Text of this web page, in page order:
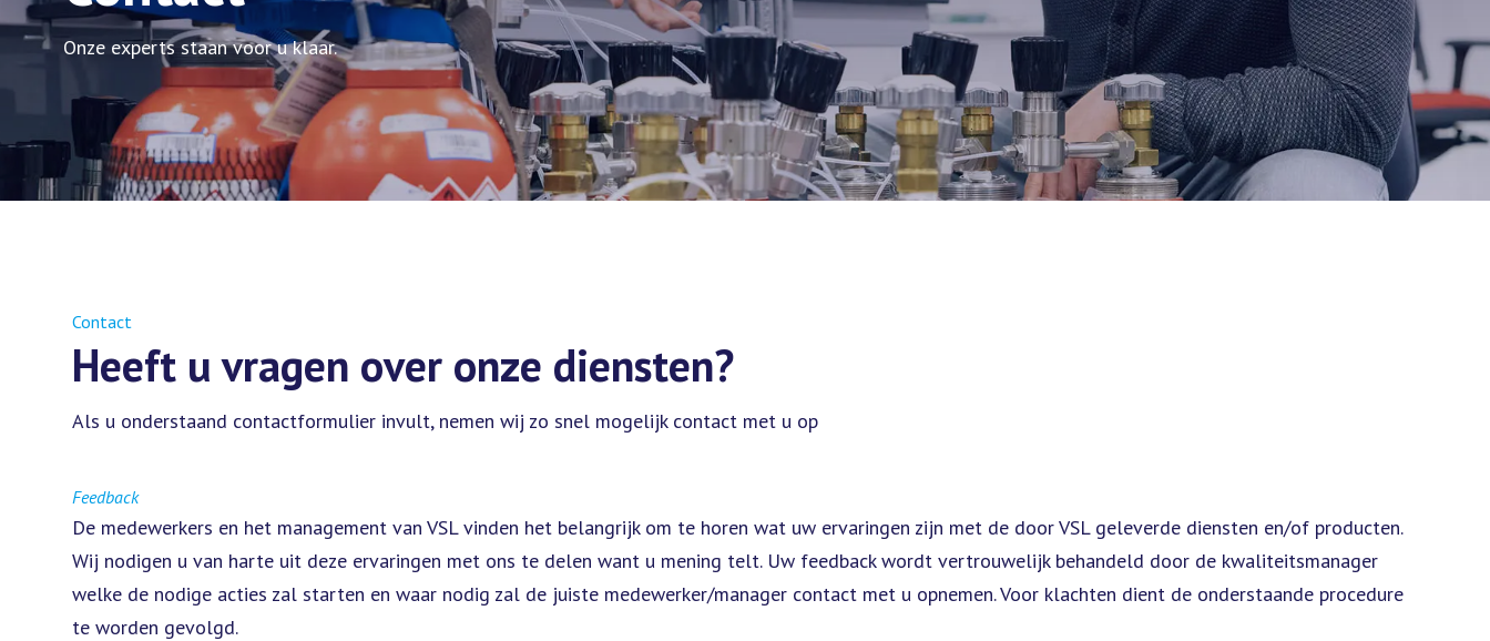
Onze experts staan voor u klaar.
Contact
Heeft u vragen over onze diensten?
Als u onderstaand contactformulier invult, nemen wij zo snel mogelijk contact met u op
Feedback
De medewerkers en het management van VSL vinden het belangrijk om te horen wat uw ervaringen zijn met de door VSL geleverde diensten en/of producten.
Wij nodigen u van harte uit deze ervaringen met ons te delen want u mening telt. Uw feedback wordt vertrouwelijk behandeld door de kwaliteitsmanager
welke de nodige acties zal starten en waar nodig zal de juiste medewerker/manager contact met u opnemen. Voor klachten dient de onderstaande procedure
te worden gevolgd.